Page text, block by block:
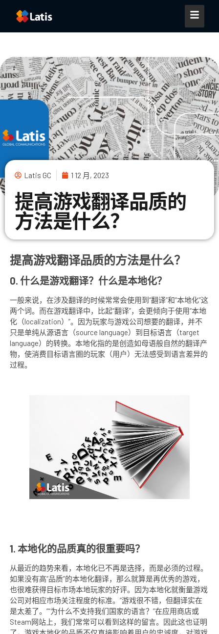
Latis GC 1 12 月, 2023
提高游戏翻译品质的
方法是什么？
提高游戏翻译品质的方法是什么？
0. 什么是游戏翻译？什么是本地化？
一般来说，在涉及翻译的时候常常会使用到“翻译”和“本地化”这
两个词。而在游戏翻译中，比起“翻译”，会更倾向于使用“本地
化（localization）”。因为玩家与游戏公司想要的翻译，并不
只是单纯从源语言（source language）到目标语言（target
language）的转换。本地化指的是创造如母语般自然的翻译产
物，使消费目标语言圈的玩家（用户）无法感受到语言差异的
过程。
1. 本地化的品质真的很重要吗？
从最近的趋势来看，本地化已不再是选择，而是必须的过程。
如果没有高“品质”的本地化翻译，那么就算是再优秀的游戏，
也很难获得目标市场本地玩家的好评。因为本地化就衡量游戏
公司对相应市场关注程度的标准。“游戏很不错，但翻译实在
是太差了。”“为什么不支持我们国家的语言？”在应用商店或
Steam网站上，我们常常可以看到这样的留言。因此这也证明